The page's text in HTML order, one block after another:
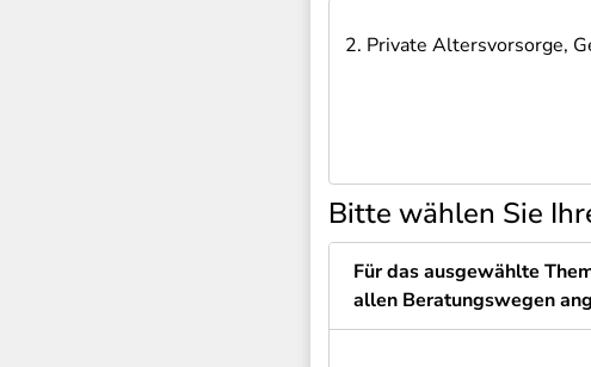
2. Private Altersvorsorge,
Bitte wählen Sie
Für das ausgewählte
allen Beratungswegen